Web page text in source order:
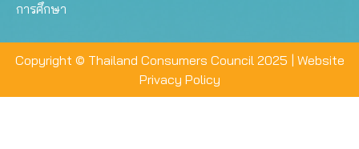
การศึกษา
Copyright © Thailand Consumers Council 2025 | Website
Privacy Policy